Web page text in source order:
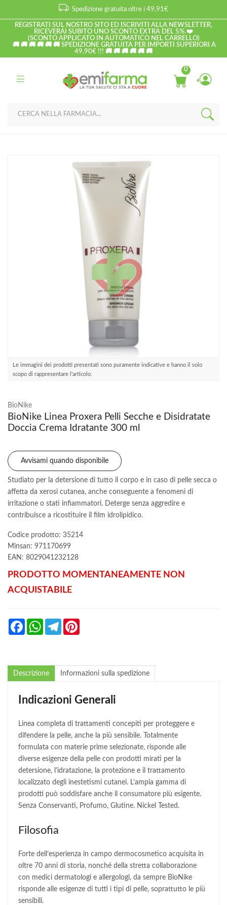
Spedizione gratuita oltre i 49,91€
REGISTRATI SUL NOSTRO SITO ED ISCRIVITI ALLA NEWSLETTER,
RICEVERAI SUBITO UNO SCONTO EXTRA DEL 5%.❤️
(SCONTO APPLICATO IN AUTOMATICO NEL CARRELLO)
🚚 🚚 🚚 🚚 🚚 🚚 SPEDIZIONE GRATUITA PER IMPORTI SUPERIORI A
49,90€ !!! 🚚 🚚 🚚 🚚 🚚 🚚
0
Le immagini dei prodotti presentati sono puramente indicative e hanno il solo
scopo di rappresentare l'articolo.
BioNike
BioNike Linea Proxera Pelli Secche e Disidratate
Doccia Crema Idratante 300 ml
Avvisami quando disponibile
Studiato per la detersione di tutto il corpo e in caso di pelle secca o
affetta da xerosi cutanea, anche conseguente a fenomeni di
irritazione o stati infiammatori. Deterge senza aggredire e
contribuisce a ricostituire il film idrolipidico.
Codice prodotto: 35214
Minsan: 971170699
EAN: 8029041232128
PRODOTTO MOMENTANEAMENTE NON
ACQUISTABILE
FacebookWhatsAppTelegram
Descrizione Informazioni sulla spedizione
Indicazioni Generali
Linea completa di trattamenti concepiti per proteggere e
difendere la pelle, anche la più sensibile. Totalmente
formulata con materie prime selezionate, risponde alle
diverse esigenze della pelle con prodotti mirati per la
detersione, l'idratazione, la protezione e il trattamento
localizzato degli inestetismi cutanei. L’ampia gamma di
prodotti può soddisfare anche il consumatore più esigente.
Senza Conservanti, Profumo, Glutine. Nickel Tested.
Filosofia
Forte dell’esperienza in campo dermocosmetico acquisita in
oltre 70 anni di storia, nonché della stretta collaborazione
con medici dermatologi e allergologi, da sempre BioNike
risponde alle esigenze di tutti i tipi di pelle, soprattutto le più
sensibili.